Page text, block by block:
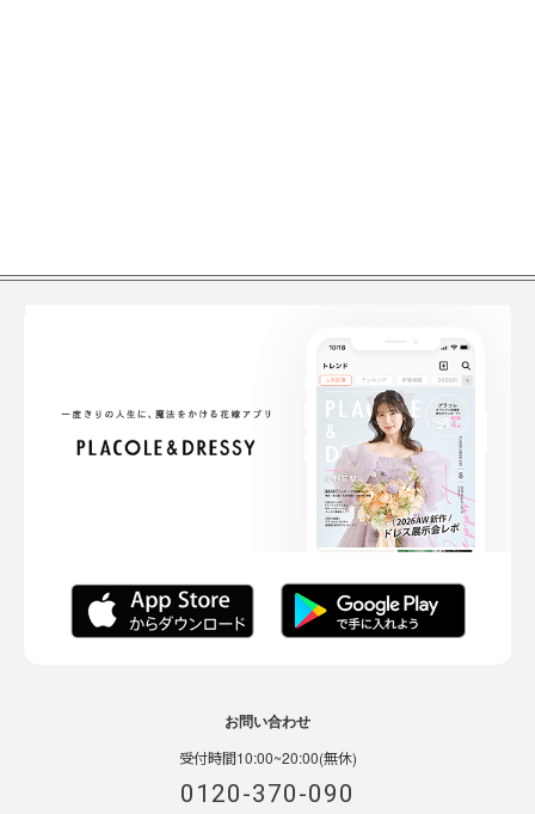
お問い合わせ
受付時間10:00~20:00(無休)
0120-370-090